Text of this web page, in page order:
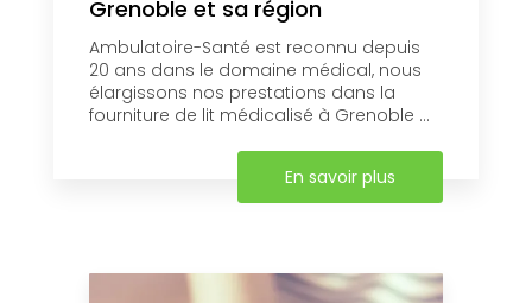
Grenoble et sa région
Ambulatoire-Santé est reconnu depuis
20 ans dans le domaine médical, nous
élargissons nos prestations dans la
fourniture de lit médicalisé à Grenoble ...
En savoir plus